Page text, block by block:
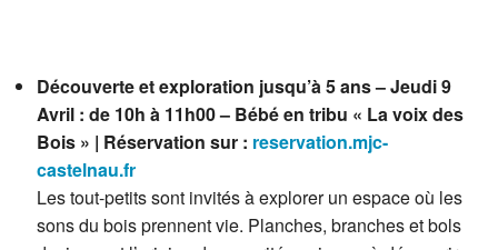
Découverte et exploration jusqu’à 5 ans – Jeudi 9
Avril : de 10h à 11h00 – Bébé en tribu « La voix des
Bois » | Réservation sur : reservation.mjc-
castelnau.fr
Les tout-petits sont invités à explorer un espace où les
sons du bois prennent vie. Planches, branches et bols